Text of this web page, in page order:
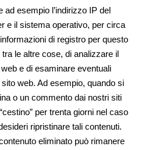
ad esempio l’indirizzo IP del
e il sistema operativo, per circa
di registro per questo
le altre cose, di analizzare il
e di esaminare eventuali
web. Ad esempio, quando si
o un commento dai nostri siti
per trenta giorni nel caso
ripristinare tali contenuti.
eliminato può rimanere